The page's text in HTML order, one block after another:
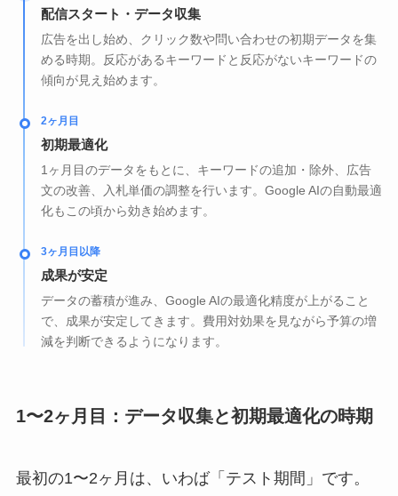
配信スタート・データ収集
広告を出し始め、クリック数や問い合わせの初期データを集
める時期。反応があるキーワードと反応がないキーワードの
傾向が見え始めます。
2ヶ月目
初期最適化
1ヶ月目のデータをもとに、キーワードの追加・除外、広告
文の改善、入札単価の調整を行います。Google AIの自動最適
化もこの頃から効き始めます。
3ヶ月目以降
成果が安定
データの蓄積が進み、Google AIの最適化精度が上がること
で、成果が安定してきます。費用対効果を見ながら予算の増
減を判断できるようになります。
1〜2ヶ月目：データ収集と初期最適化の時期
最初の1〜2ヶ月は、いわば「テスト期間」です。